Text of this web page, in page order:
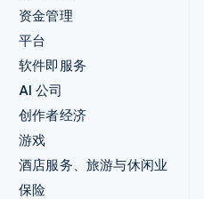
资金管理
平台
软件即服务
AI 公司
创作者经济
游戏
酒店服务、旅游与休闲业
保险